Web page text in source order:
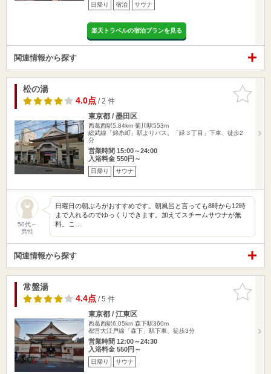
日帰り 宿泊 サウナ
楽天トラベルの宿泊プランを見る
関連情報から探す
お気に入
りに追加
松の湯
4.0点/ 2 件
東京都 / 墨田区
西葛西駅5.84km 菊川駅553m
総武線「錦糸町」駅よりバス。「緑３丁目」下車、徒歩2
分
営業時間 15:00～24:00
入浴料金 550円～
日帰り サウナ
50代～
男性
日曜日の朝ぶろがおすすめです。朝風呂と言っても8時から12時
まで入れるのでゆっくりできます。加えてスチームサウナが無
料。こ…
関連情報から探す
お気に入
りに追加
常盤湯
4.4点/ 5 件
東京都 / 江東区
西葛西駅6.05km 森下駅360m
都営大江戸線「森下」駅下車、徒歩3分
営業時間 12:00～24:30
入浴料金 550円～
日帰り サウナ